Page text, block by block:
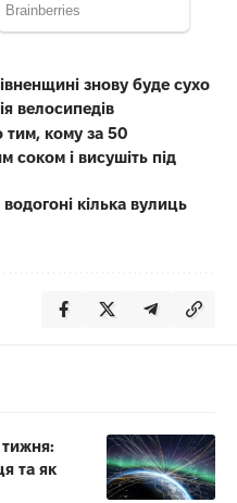
знову буде сухо
велосипедів
тим, кому за 50
соком і висушіть під
кілька вулиць
тижня:
та як